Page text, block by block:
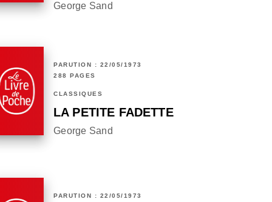
George Sand
PARUTION : 22/05/1973
288 PAGES
CLASSIQUES
LA PETITE FADETTE
George Sand
PARUTION : 22/05/1973